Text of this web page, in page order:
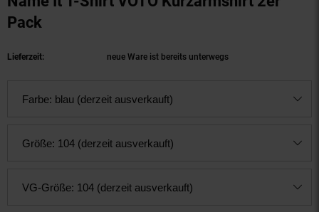
Pack
Lieferzeit: neue Ware ist bereits unterwegs
Farbe: blau (derzeit ausverkauft)
Größe: 104 (derzeit ausverkauft)
VG-Größe: 104 (derzeit ausverkauft)